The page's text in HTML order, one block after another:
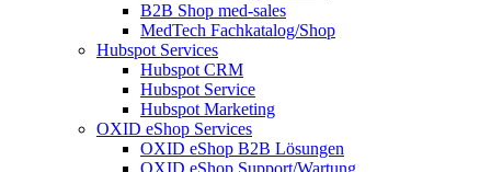
B2B Shop med-sales
MedTech Fachkatalog/Shop
Hubspot Services
Hubspot CRM
Hubspot Service
Hubspot Marketing
OXID eShop Services
OXID eShop B2B Lösungen
OXID eShop Support/Wartung